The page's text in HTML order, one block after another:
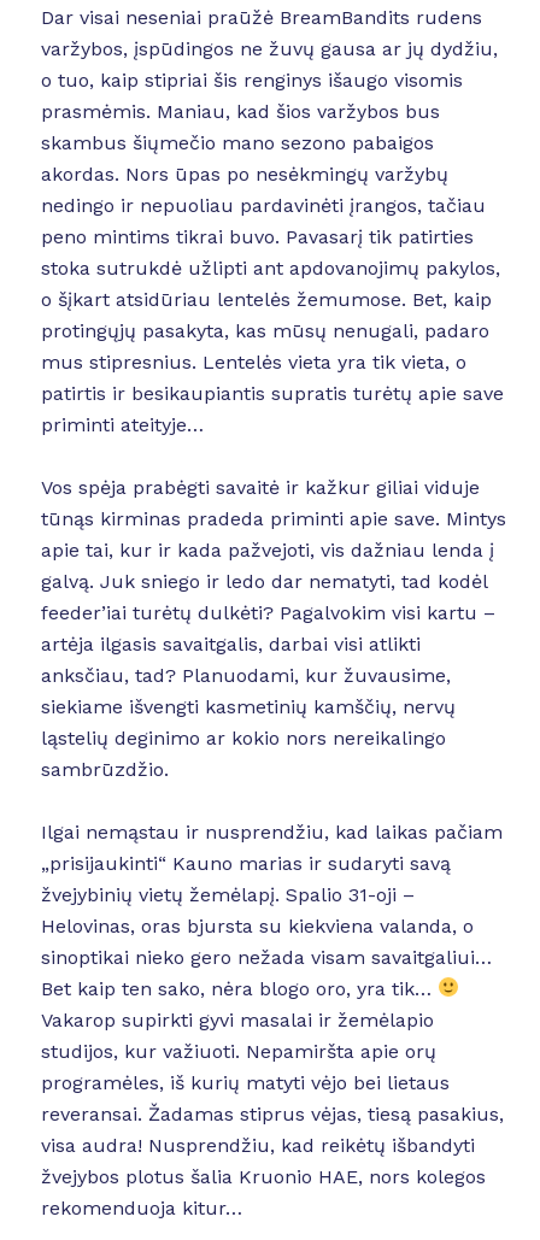
Dar visai neseniai praūžė BreamBandits rudens
varžybos, įspūdingos ne žuvų gausa ar jų dydžiu,
o tuo, kaip stipriai šis renginys išaugo visomis
prasmėmis. Maniau, kad šios varžybos bus
skambus šiųmečio mano sezono pabaigos
akordas. Nors ūpas po nesėkmingų varžybų
nedingo ir nepuoliau pardavinėti įrangos, tačiau
peno mintims tikrai buvo. Pavasarį tik patirties
stoka sutrukdė užlipti ant apdovanojimų pakylos,
o šįkart atsidūriau lentelės žemumose. Bet, kaip
protingųjų pasakyta, kas mūsų nenugali, padaro
mus stipresnius. Lentelės vieta yra tik vieta, o
patirtis ir besikaupiantis supratis turėtų apie save
priminti ateityje…
Vos spėja prabėgti savaitė ir kažkur giliai viduje
tūnąs kirminas pradeda priminti apie save. Mintys
apie tai, kur ir kada pažvejoti, vis dažniau lenda į
galvą. Juk sniego ir ledo dar nematyti, tad kodėl
feeder’iai turėtų dulkėti? Pagalvokim visi kartu –
artėja ilgasis savaitgalis, darbai visi atlikti
anksčiau, tad? Planuodami, kur žuvausime,
siekiame išvengti kasmetinių kamščių, nervų
ląstelių deginimo ar kokio nors nereikalingo
sambrūzdžio.
Ilgai nemąstau ir nusprendžiu, kad laikas pačiam
„prisijaukinti“ Kauno marias ir sudaryti savą
žvejybinių vietų žemėlapį. Spalio 31-oji –
Helovinas, oras bjursta su kiekviena valanda, o
sinoptikai nieko gero nežada visam savaitgaliui…
Bet kaip ten sako, nėra blogo oro, yra tik…
Vakarop supirkti gyvi masalai ir žemėlapio
studijos, kur važiuoti. Nepamiršta apie orų
programėles, iš kurių matyti vėjo bei lietaus
reveransai. Žadamas stiprus vėjas, tiesą pasakius,
visa audra! Nusprendžiu, kad reikėtų išbandyti
žvejybos plotus šalia Kruonio HAE, nors kolegos
rekomenduoja kitur…